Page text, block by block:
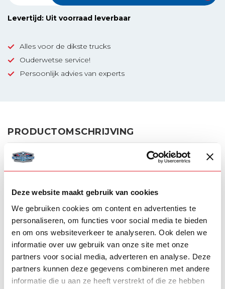
Deze website maakt gebruik van cookies
We gebruiken cookies om content en advertenties te
personaliseren, om functies voor social media te bieden
en om ons websiteverkeer te analyseren. Ook delen we
informatie over uw gebruik van onze site met onze
partners voor social media, adverteren en analyse. Deze
partners kunnen deze gegevens combineren met andere
informatie die u aan ze heeft verstrekt of die ze hebben
Levertijd: Uit voorraad leverbaar
Alles voor de dikste trucks
Ouderwetse service!
Persoonlijk advies van experts
PRODUCTOMSCHRIJVING
- Hella Valuefit
- 140 mm diameter
GERELATEERDE PRODUCTEN
TYPEERROR: FAILED TO FETCH
https://www.go-in-